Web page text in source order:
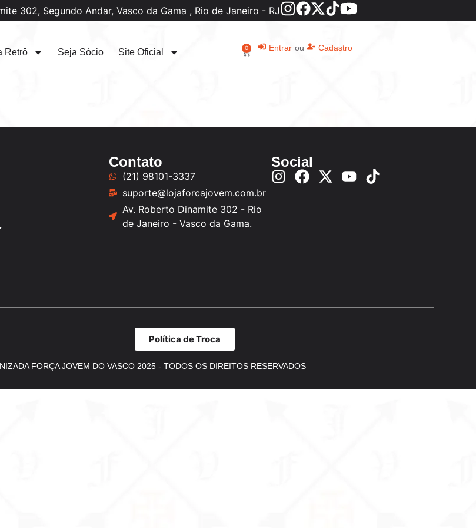
302, Segundo Andar, Vasco da Gama , Rio de Janeiro - RJ
Retrô Seja Sócio Site Oficial 0 Entrar ou Cadastro
Contato
(21) 98101-3337
suporte@lojaforcajovem.com.br
Av. Roberto Dinamite 302 - Rio
de Janeiro - Vasco da Gama.
Social
Política de Troca
FORÇA JOVEM DO VASCO 2025 - TODOS OS DIREITOS RESERVADOS